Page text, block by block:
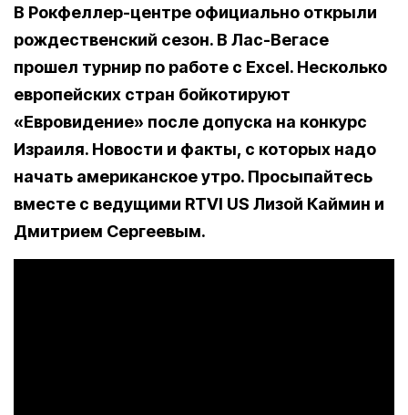
В Рокфеллер-центре официально открыли
рождественский сезон. В Лас-Вегасе
прошел турнир по работе с Excel. Несколько
европейских стран бойкотируют
«Евровидение» после допуска на конкурс
Израиля. Новости и факты, с которых надо
начать американское утро. Просыпайтесь
вместе с ведущими RTVI US Лизой Каймин и
Дмитрием Сергеевым.